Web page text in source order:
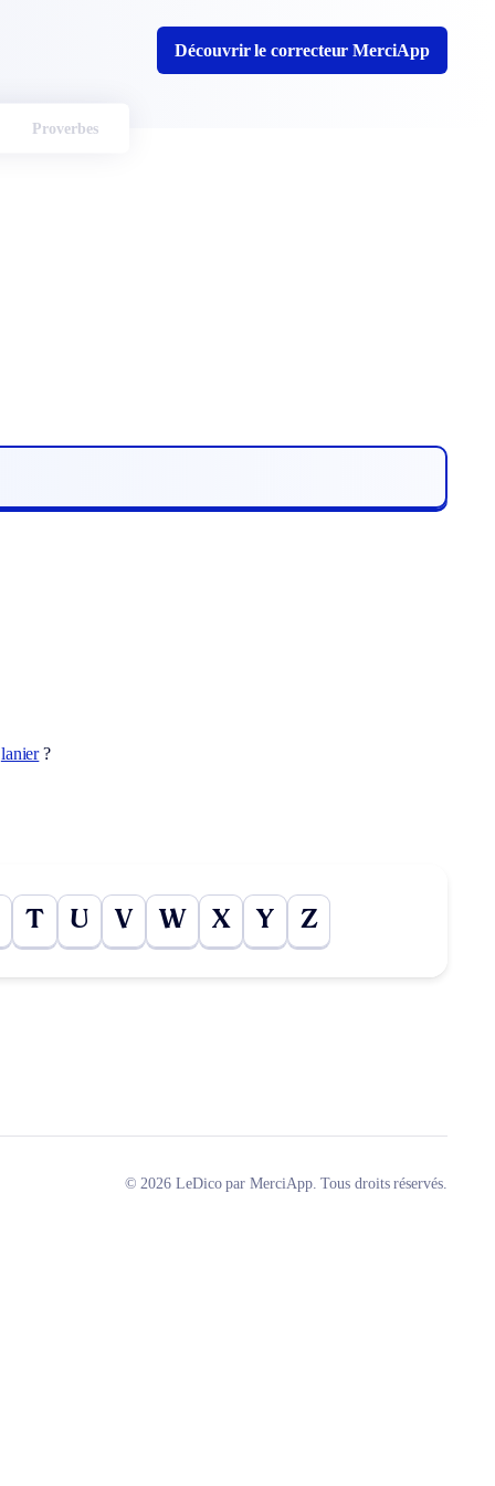
Découvrir le correcteur MerciApp
Proverbes
lanier?
T U V W X Y Z
© 2026 LeDico par MerciApp. Tous droits réservés.